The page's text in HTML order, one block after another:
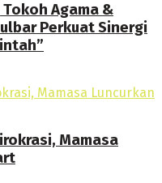
Agama &
Perkuat Sinergi
Mamasa